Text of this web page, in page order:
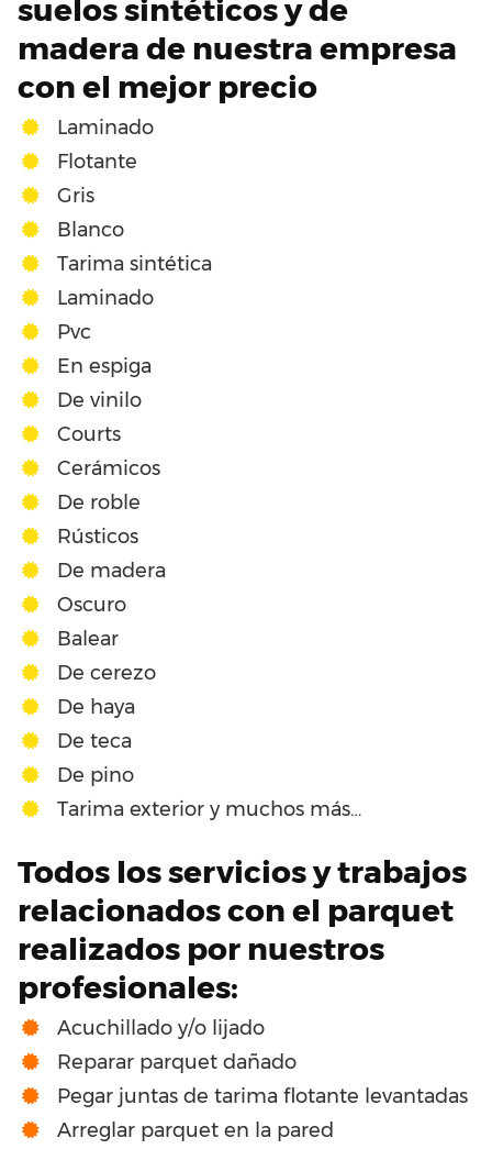
suelos sintéticos y de
madera de nuestra empresa
con el mejor precio
Laminado
Flotante
Gris
Blanco
Tarima sintética
Laminado
Pvc
En espiga
De vinilo
Courts
Cerámicos
De roble
Rústicos
De madera
Oscuro
Balear
De cerezo
De haya
De teca
De pino
Tarima exterior y muchos más…
Todos los servicios y trabajos
relacionados con el parquet
realizados por nuestros
profesionales:
Acuchillado y/o lijado
Reparar parquet dañado
Pegar juntas de tarima flotante levantadas
Arreglar parquet en la pared